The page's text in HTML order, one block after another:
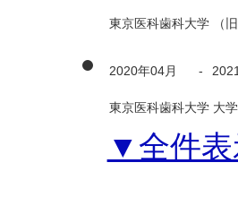
東京医科歯科大学 （
2020年04月 -
東京医科歯科大学 大
▼全件表